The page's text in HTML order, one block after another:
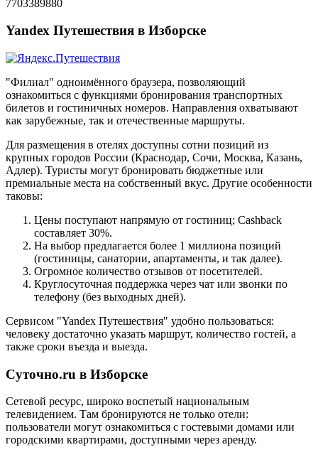
7703389880
Yandex Путешествия в Изборске
"Филиал" одноимённого браузера, позволяющий
ознакомиться с функциями бронирования транспортных
билетов и гостиничных номеров. Направления охватывают
как зарубежные, так и отечественные маршруты.
Для размещения в отелях доступны сотни позиций из
крупных городов России (Краснодар, Сочи, Москва, Казань,
Адлер). Туристы могут бронировать бюджетные или
премиальные места на собственный вкус. Другие особенности
таковы:
Цены поступают напрямую от гостиниц; Cashback
составляет 30%.
На выбор предлагается более 1 миллиона позиций
(гостиницы, санатории, апартаменты, и так далее).
Огромное количество отзывов от посетителей.
Круглосуточная поддержка через чат или звонки по
телефону (без выходных дней).
Сервисом "Yandex Путешествия" удобно пользоваться:
человеку достаточно указать маршрут, количество гостей, а
также сроки въезда и выезда.
Суточно.ru в Изборске
Сетевой ресурс, широко воспетый национальным
телевидением. Там бронируются не только отели:
пользователи могут ознакомиться с гостевыми домами или
городскими квартирами, доступными через аренду.